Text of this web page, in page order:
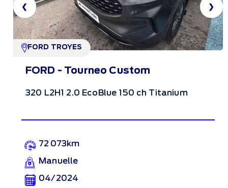
❮
FORD TROYES
FORD - Tourneo Custom
320 L2H1 2.0 EcoBlue 150 ch Titanium
72 073km
Manuelle
04/2024
❯